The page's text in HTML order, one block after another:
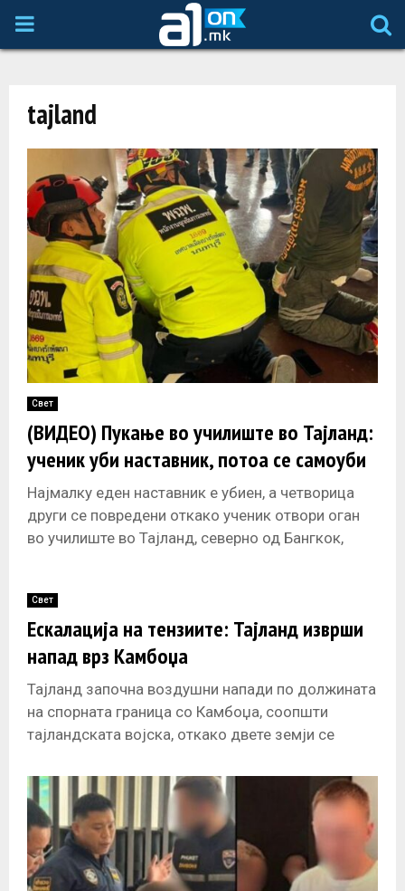
P
A
R
Y
M
E
N
U
tajland
Свет
(ВИДЕО) Пукање во училиште во Тајланд:
ученик уби наставник, потоа се самоуби
Најмалку еден наставник е убиен, а четворица
други се повредени откако ученик отвори оган
во училиште во Тајланд, северно од Бангкок,
Свет
Ескалација на тензиите: Тајланд изврши
напад врз Камбоџа
Тајланд започна воздушни напади по должината
на спорната граница со Камбоџа, соопшти
тајландската војска, откако двете земји се